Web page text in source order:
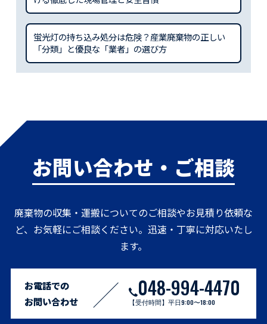
蛍光灯の持ち込み処分は危険？産業廃棄物の正しい
「分類」と優良な「業者」の選び方
お問い合わせ・ご相談
廃棄物の収集・運搬についてのご相談やお見積り依頼な
ど、お気軽にご相談ください。迅速・丁寧に対応いたし
ます。
お電話での
お問い合わせ
048-994-4470
【受付時間】平日9:00〜18:00